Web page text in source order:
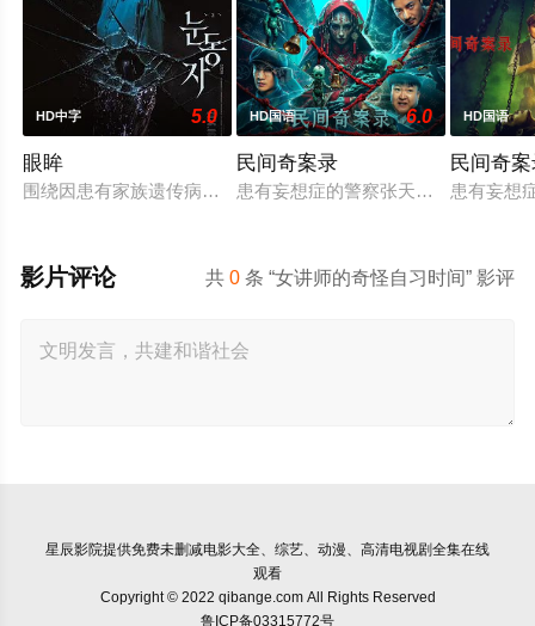
HD中字 5.0
眼眸
围绕因患有家族遗传病而导致视力逐渐丧失的摄影师瑞真展开
HD国语 6.0
民间奇案录
患有妄想症的警察张天盛遇上一起离
HD国语
民间奇
患有妄想
共0 条 “女讲师的奇怪自习时间” 影评
影片评论
星辰影院提供免费未删减电影大全、综艺、动漫、高清电视剧全集在线
观看
Copyright © 2022 qibange.com All Rights Reserved
鲁ICP备03315772号